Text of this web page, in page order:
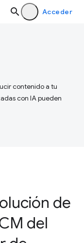
Acceder
contenido a tu
con IA pueden
de
del